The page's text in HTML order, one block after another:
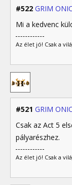
#522 GRIM
Mi a kedvenc
Az élet jó! Csak a
#521 GRIM
Csak az Act 5
pályarészhez.
Az élet jó! Csak a